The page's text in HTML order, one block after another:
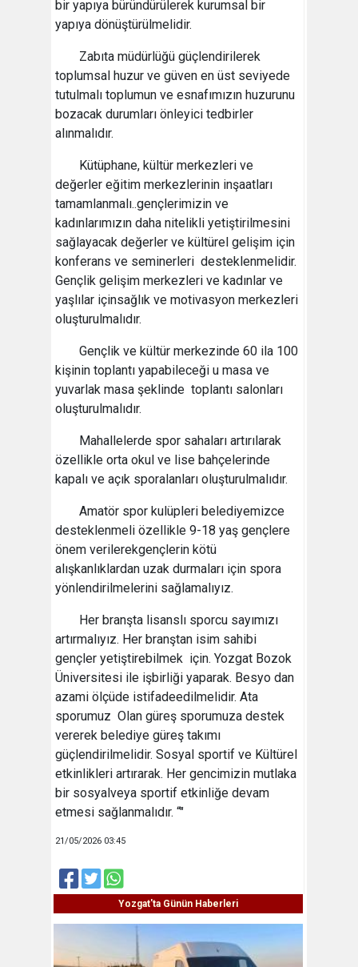
bir yapıya büründürülerek kurumsal bir
yapıya dönüştürülmelidir.
Zabıta müdürlüğü güçlendirilerek
toplumsal huzur ve güven en üst seviyede
tutulmalı toplumun ve esnafımızın huzurunu
bozacak durumları önleyici tedbirler
alınmalıdır.
Kütüphane, kültür merkezleri ve
değerler eğitim merkezlerinin inşaatları
tamamlanmalı..gençlerimizin ve
kadınlarımızın daha nitelikli yetiştirilmesini
sağlayacak değerler ve kültürel gelişim için
konferans ve seminerleri desteklenmelidir.
Gençlik gelişim merkezleri ve kadınlar ve
yaşlılar içinsağlık ve motivasyon merkezleri
oluşturulmalıdır.
Gençlik ve kültür merkezinde 60 ila 100
kişinin toplantı yapabileceği u masa ve
yuvarlak masa şeklinde toplantı salonları
oluşturulmalıdır.
Mahallelerde spor sahaları artırılarak
özellikle orta okul ve lise bahçelerinde
kapalı ve açık sporalanları oluşturulmalıdır.
Amatör spor kulüpleri belediyemizce
desteklenmeli özellikle 9-18 yaş gençlere
önem verilerekgençlerin kötü
alışkanlıklardan uzak durmaları için spora
yönlendirilmelerini sağlamalıyız.
Her branşta lisanslı sporcu sayımızı
artırmalıyız. Her branştan isim sahibi
gençler yetiştirebilmek için. Yozgat Bozok
Üniversitesi ile işbirliği yaparak. Besyo dan
azami ölçüde istifadeedilmelidir. Ata
sporumuz Olan güreş sporumuza destek
vererek belediye güreş takımı
güçlendirilmelidir. Sosyal sportif ve Kültürel
etkinlikleri artırarak. Her gencimizin mutlaka
bir sosyalveya sportif etkinliğe devam
etmesi sağlanmalıdır. “"
21/05/2026 03:45
Yozgat'ta Günün Haberleri